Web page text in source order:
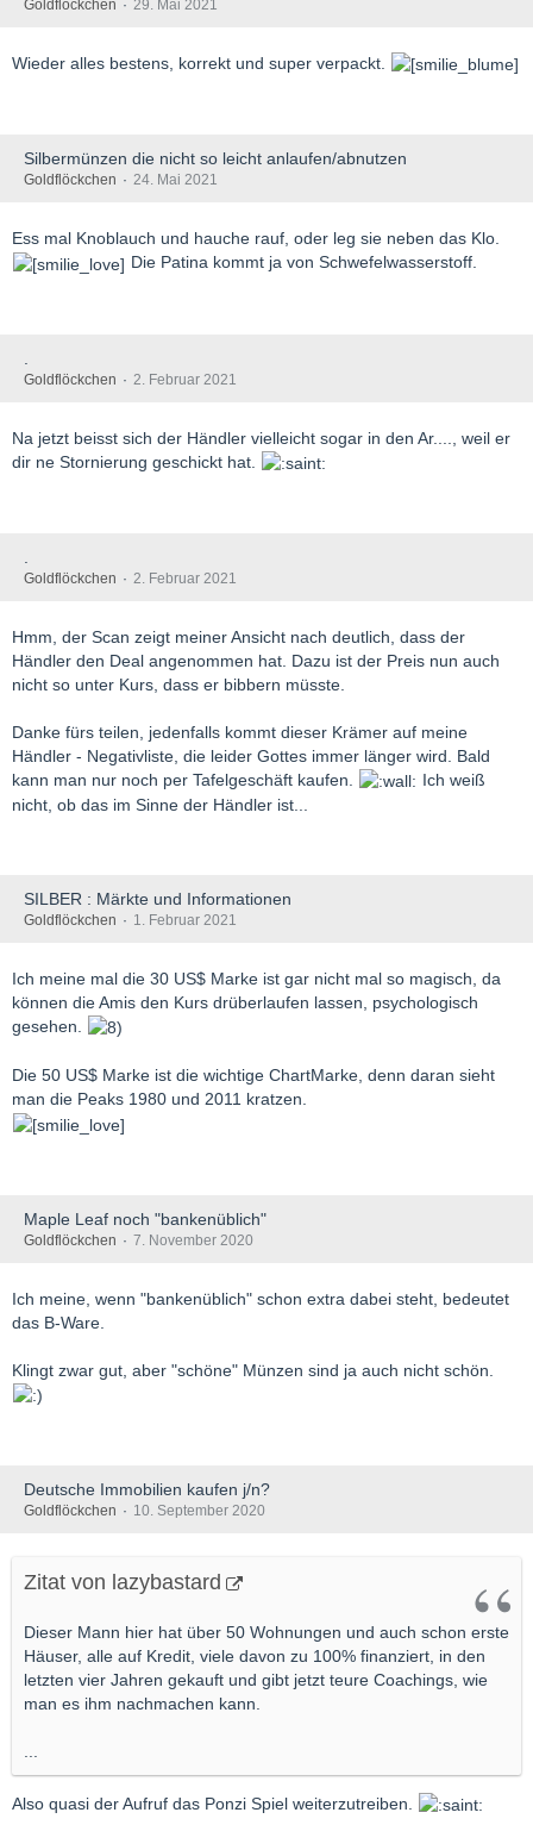
Goldflöckchen 29. Mai 2021
Wieder alles bestens, korrekt und super verpackt.
Silbermünzen die nicht so leicht anlaufen/abnutzen
Goldflöckchen 24. Mai 2021
Ess mal Knoblauch und hauche rauf, oder leg sie neben das Klo.
Die Patina kommt ja von Schwefelwasserstoff.
Goldflöckchen 2. Februar 2021
Na jetzt beisst sich der Händler vielleicht sogar in den Ar...., weil er
dir ne Stornierung geschickt hat.
Goldflöckchen 2. Februar 2021
Hmm, der Scan zeigt meiner Ansicht nach deutlich, dass der
Händler den Deal angenommen hat. Dazu ist der Preis nun auch
nicht so unter Kurs, dass er bibbern müsste.
Danke fürs teilen, jedenfalls kommt dieser Krämer auf meine
Händler - Negativliste, die leider Gottes immer länger wird. Bald
kann man nur noch per Tafelgeschäft kaufen.
Ich weiß
nicht, ob das im Sinne der Händler ist...
SILBER : Märkte und Informationen
Goldflöckchen 1. Februar 2021
Ich meine mal die 30 US$ Marke ist gar nicht mal so magisch, da
können die Amis den Kurs drüberlaufen lassen, psychologisch
gesehen.
Die 50 US$ Marke ist die wichtige ChartMarke, denn daran sieht
man die Peaks 1980 und 2011 kratzen.
Maple Leaf noch "bankenüblich"
Goldflöckchen 7. November 2020
Ich meine, wenn "bankenüblich" schon extra dabei steht, bedeutet
das B-Ware.
Klingt zwar gut, aber "schöne" Münzen sind ja auch nicht schön.
Deutsche Immobilien kaufen j/n?
Goldflöckchen 10. September 2020
Zitat von lazybastard
Dieser Mann hier hat über 50 Wohnungen und auch schon erste
Häuser, alle auf Kredit, viele davon zu 100% finanziert, in den
letzten vier Jahren gekauft und gibt jetzt teure Coachings, wie
man es ihm nachmachen kann.
Also quasi der Aufruf das Ponzi Spiel weiterzutreiben.